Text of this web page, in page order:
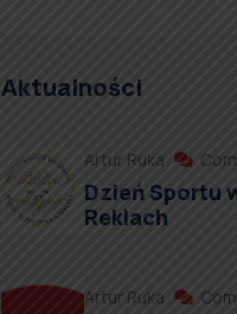
Aktualności
Artur Ruka
Dzień Sportu
Reklach
Artur Ruka